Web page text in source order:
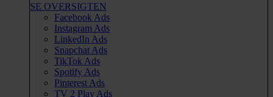
SE OVERSIGTEN
Facebook Ads
Instagram Ads
LinkedIn Ads
Snapchat Ads
TikTok Ads
Spotify Ads
Pinterest Ads
TV 2 Play Ads